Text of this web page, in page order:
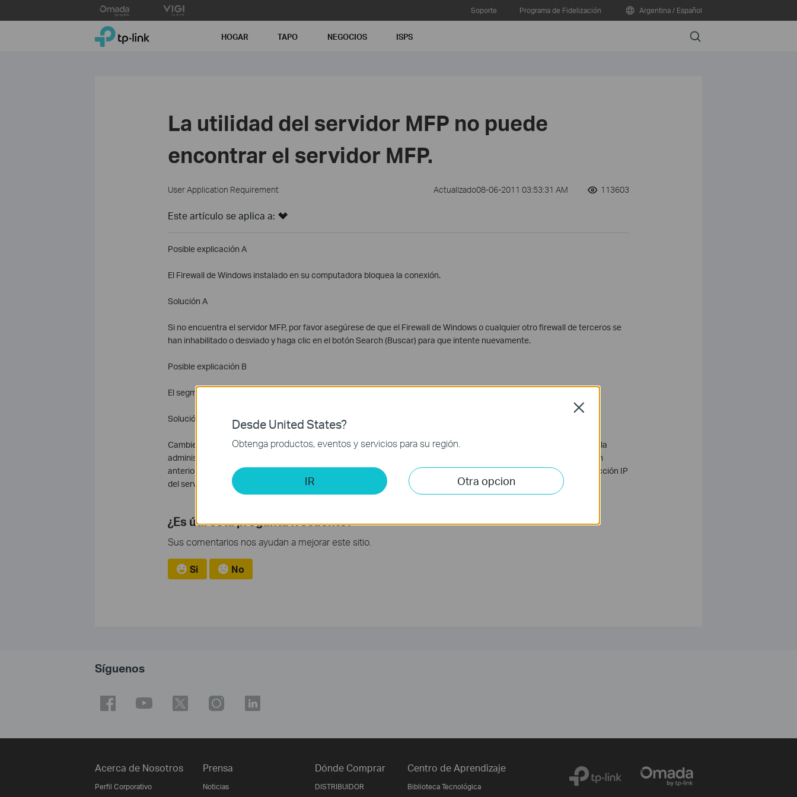
to
Soporte Programa de Fidelización Argentina / Español
TP-Link, Reliably Smart HOGAR TAPO NEGOCIOS ISPS Search
La utilidad del servidor MFP no puede
encontrar el servidor MFP.
User Application Requirement Actualizado08-06-2011 03:53:31 AM 113603
Este artículo se aplica a:
Posible explicación A
El Firewall de Windows instalado en su computadora bloquea la conexión.
Solución A
Si no encuentra el servidor MFP, por favor asegúrese de que el Firewall de Windows o cualquier otro firewall de terceros se
han inhabilitado o desviado y haga clic en el botón Search (Buscar) para que intente nuevamente.
Posible explicación B
El segmento de la dirección IP es diferente entre la computadora y el servidor MFP.
Solución B
Cambie la dirección IP por defecto (192.168.0.10) del servidor MFP para que coincida con el segmento de su red por la
administración de la Web. Si ha cambiado la dirección IP por defecto y se ha olvidado, por favor refiérase a la sección
anterior Load Default Setting (Configuración Predeterminada de Carga). Para asegurarse de que se restaure la dirección IP
del servidor MFP.
¿Es útil esta pregunta frecuente?
Sus comentarios nos ayudan a mejorar este sitio.
Si No
Síguenos
Acerca de Nosotros
Perfil Corporativo
Prensa
Noticias
Dónde Comprar
DISTRIBUIDOR
Centro de Aprendizaje
Biblioteca Tecnológica
Desde United States?
Obtenga productos, eventos y servicios para su región.
IR Otra opcion
Close